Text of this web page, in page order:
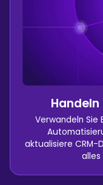
Verwandeln Sie
aktualisiere